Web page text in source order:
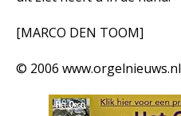
[MARCO DEN TOOM]
© 2006 www.orgelnieuws.nl